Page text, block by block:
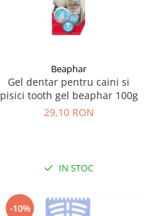
Beaphar
Gel dentar pentru caini si
pisici tooth gel beaphar 100g
29,10 RON
IN STOC
-10%